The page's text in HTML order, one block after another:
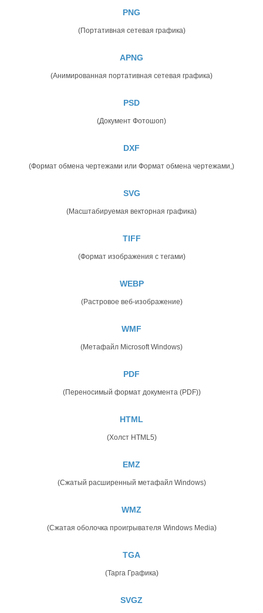
PNG
(Портативная сетевая графика)
APNG
(Анимированная портативная сетевая графика)
PSD
(Документ Фотошоп)
DXF
(Формат обмена чертежами или Формат обмена чертежами,)
SVG
(Масштабируемая векторная графика)
TIFF
(Формат изображения с тегами)
WEBP
(Растровое веб-изображение)
WMF
(Метафайл Microsoft Windows)
PDF
(Переносимый формат документа (PDF))
HTML
(Холст HTML5)
EMZ
(Сжатый расширенный метафайл Windows)
WMZ
(Сжатая оболочка проигрывателя Windows Media)
TGA
(Тарга Графика)
SVGZ